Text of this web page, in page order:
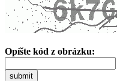
Opíšte kód z obrázku:
submit